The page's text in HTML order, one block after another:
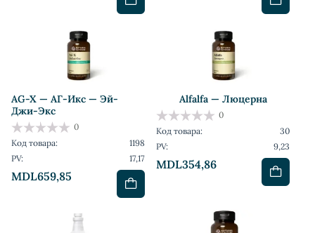
AG-X — АГ-Икс — Эй-
Джи-Экс
MDL659,85
0
Код товара:
1198
PV:
17,17
Alfalfa — Люцерна
MDL354,86
0
Код товара:
30
PV:
9,23